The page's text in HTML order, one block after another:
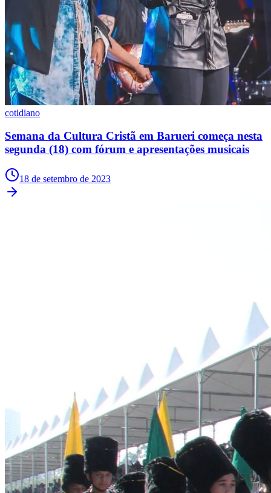
Flamengo
Fluminense
cotidiano
Semana da Cultura Cristã em Barueri começa nesta
segunda (18) com fórum e apresentações musicais
18 de setembro de 2023